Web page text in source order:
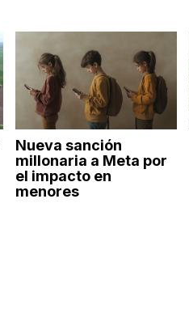
Nueva sanción
millonaria a Meta por
el impacto en
menores